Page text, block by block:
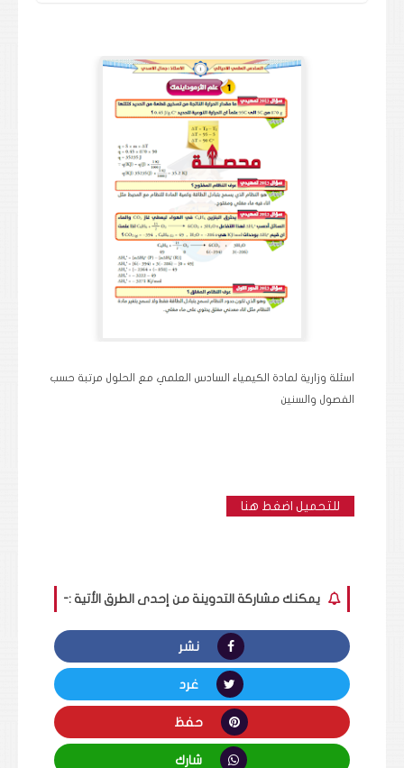
اسئلة وزارية لمادة الكيمياء السادس العلمي مع الحلول مرتبة حسب
الفصول والسنين
للتحميل اضغط هنا
يمكنك مشاركة التدوينة من إحدى الطرق الأتية :-
نشر
غرد
حفظ
شارك